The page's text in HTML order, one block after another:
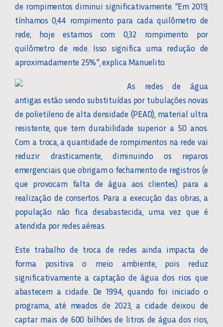
de rompimentos diminui significativamente. “Em 2019,
tínhamos 0,44 rompimento para cada quilômetro de
rede; hoje estamos com 0,32 rompimento por
quilômetro de rede. Isso significa uma redução de
aproximadamente 25%”, explica Manuelito.
As redes de água
antigas estão sendo substituídas por tubulações novas
de polietileno de alta densidade (PEAD), material ultra
resistente, que tem durabilidade superior a 50 anos.
Com a troca, a quantidade de rompimentos na rede vai
reduzir drasticamente, diminuindo os reparos
emergenciais que obrigam o fechamento de registros (e
que provocam falta de água aos clientes) para a
realização de consertos. Para a execução das obras, a
população não fica desabastecida, uma vez que é
atendida por redes aéreas.
Este trabalho de troca de redes ainda impacta de
forma positiva o meio ambiente, pois reduz
significativamente a captação de água dos rios que
abastecem a cidade. De 1994, quando foi iniciado o
programa, até meados de 2023, a cidade deixou de
captar mais de 600 bilhões de litros de água dos rios,